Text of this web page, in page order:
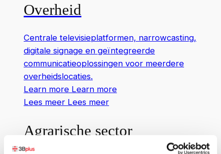
Overheid
Centrale televisieplatformen, narrowcasting,
digitale signage en geïntegreerde
communicatieoplossingen voor meerdere
overheidslocaties.
Learn more Learn more
Lees meer Lees meer
Agrarische sector